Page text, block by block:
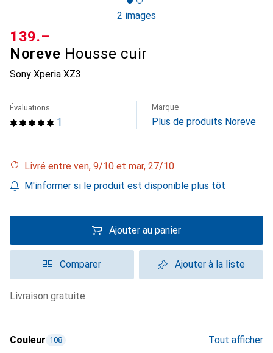
2 images
Noreve Housse cuir
Sony Xperia XZ3
CHF
139.–
1
Évaluations Marque
Plus de produits Noreve
Livré entre ven, 9/10 et mar, 27/10
M'informer si le produit est disponible plus tôt
Ajouter au panier
Comparer Ajouter à la liste
livraison gratuite
Couleur 108 Tout afficher